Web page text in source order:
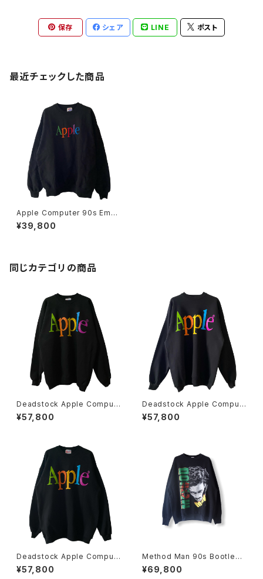
保存 シェア LINE ポスト
最近チェックした商品
Apple Computer 90s Embr
oidered Text Logo Crewn
eck Sweatshirt
¥39,800
同じカテゴリの商品
Deadstock Apple Comput
er 90s Printed Text Logo
Crewneck Sweatshirt
¥57,800
Deadstock Apple Comput
er 90s Printed Text Logo
Crewneck Sweatshirt
¥57,800
Deadstock Apple Comput
er 90s Printed Text Logo
Crewneck Sweatshirt
¥57,800
Method Man 90s Bootleg
Rap Tee Style Crewneck S
weatshirt
¥69,800